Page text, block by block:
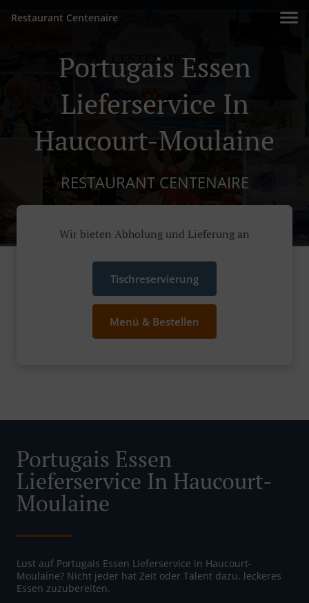
Restaurant Centenaire
Portugais Essen
Lieferservice In
Haucourt-Moulaine
RESTAURANT CENTENAIRE
Wir bieten Abholung und Lieferung an
Tischreservierung
Menü & Bestellen
Portugais Essen
Lieferservice In Haucourt-
Moulaine
Lust auf Portugais Essen Lieferservice in Haucourt-
Moulaine? Nicht jeder hat Zeit oder Talent dazu, leckeres
Essen zuzubereiten.